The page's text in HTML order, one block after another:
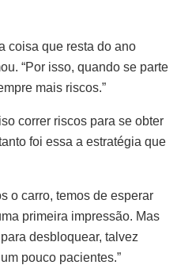
coisa que resta do ano
“Por isso, quando se parte
mais riscos.”
correr riscos para se obter
foi essa a estratégia que
o carro, temos de esperar
primeira impressão. Mas
desbloquear, talvez
pouco pacientes.”